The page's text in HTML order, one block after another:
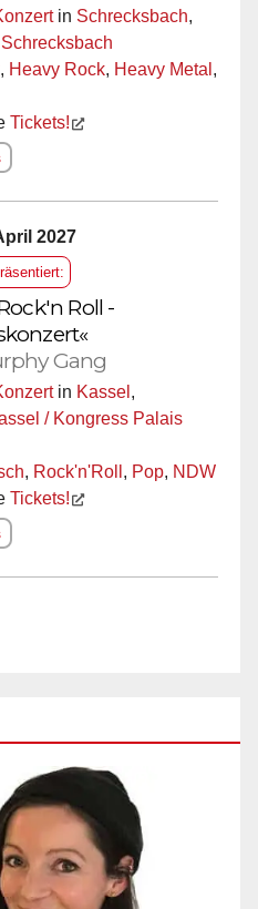
in Schrecksbach,
, Heavy Rock, Heavy Metal ,
Tickets!
2027
Roll -
Gang
in Kassel ,
/ Kongress Palais
, Rock'n'Roll , Pop, NDW
Tickets!